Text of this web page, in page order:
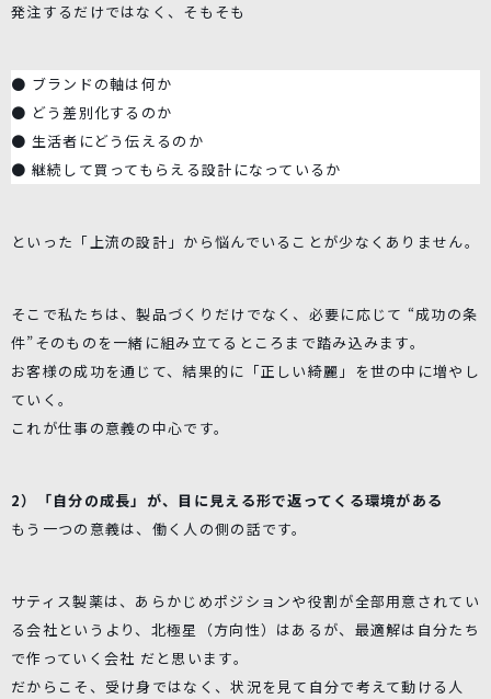
発注するだけではなく、そもそも
● ブランドの軸は何か
● どう差別化するのか
● 生活者にどう伝えるのか
● 継続して買ってもらえる設計になっているか
といった「上流の設計」から悩んでいることが少なくありません。
そこで私たちは、製品づくりだけでなく、必要に応じて “成功の条
件”そのものを一緒に組み立てるところまで踏み込みます。
お客様の成功を通じて、結果的に「正しい綺麗」を世の中に増やし
ていく。
これが仕事の意義の中心です。
2）「自分の成長」が、目に見える形で返ってくる環境がある
もう一つの意義は、働く人の側の話です。
サティス製薬は、あらかじめポジションや役割が全部用意されてい
る会社というより、北極星（方向性）はあるが、最適解は自分たち
で作っていく会社 だと思います。
だからこそ、受け身ではなく、状況を見て自分で考えて動ける人